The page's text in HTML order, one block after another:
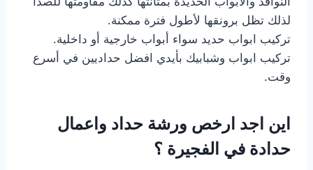
لذلك تظل برونقها لأطول فترة ممكنة.
تركيب ابواب حديد سواء أبواب خارجية أو داخلية.
تركيب ابواب وشبابيك بأيدي افضل حداديين في أسرع
وقت.
اين اجد ارخص ورشة حداد واعمال
حدادة في الفجيرة ؟